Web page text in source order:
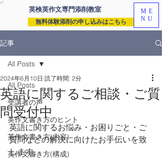
英検英作文専門添削教室
無料体験添削の申し込みはこちら
ME
NU
記事
All Posts
受講者の声
英作文書き方のヒント
英作文書き方(内容)
英作文書き方(構成)
All Posts
英語に関するご相談・ご質
問受付中
2024年6月10日 読了時間: 2分
英語に関するお悩み・お困りごと・ご
質問などの解決に向けたお手伝いを致
します。